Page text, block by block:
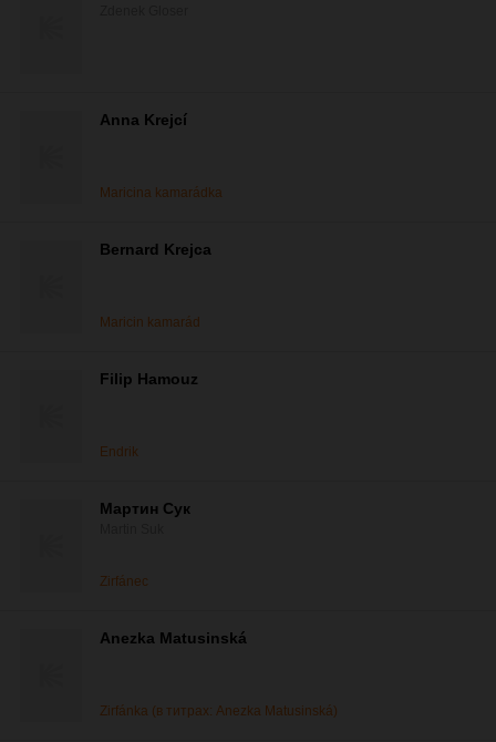
Anna Krejcí
Maricina kamarádka
Bernard Krejca
Maricin kamarád
Filip Hamouz
Endrik
Мартин Сук
Zirfánec
Anezka Matusinská
Zirfánka (в титрах: Anezka Matusinská)